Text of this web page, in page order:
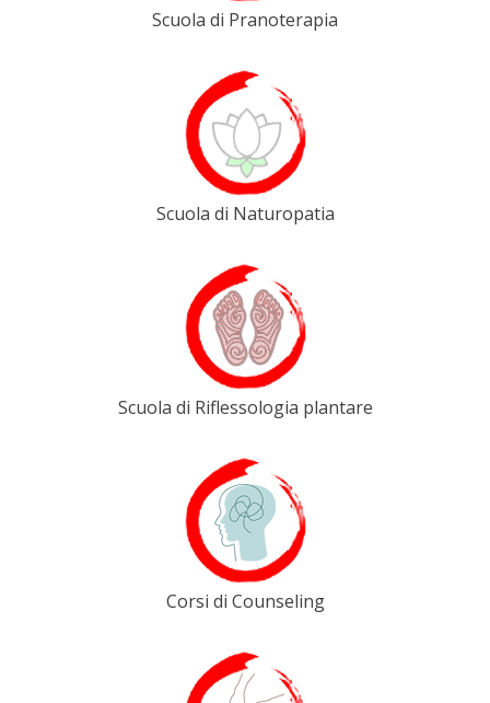
Scuola di Pranoterapia
Scuola di Naturopatia
Scuola di Riflessologia plantare
Corsi di Counseling